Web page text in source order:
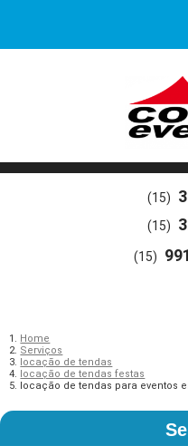
(15)
(15)
(15)
Home
Serviços
locação de tendas
locação de tendas festas
locação de tendas para eventos